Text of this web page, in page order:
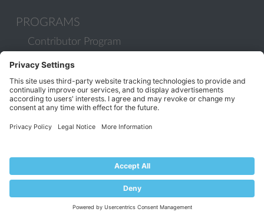
PROGRAMS
Contributor Program
Partner Program
COMMUNITY
the Plesk logo are trademarks of WebPros International GmbH.